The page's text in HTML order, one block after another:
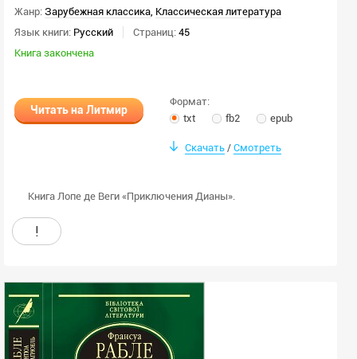
Жанр: Зарубежная классика, Классическая литература
Язык книги: Русский Страниц: 45
Книга закончена
Читать на Литмир
Формат:
txt
fb2 epub
Скачать /Смотреть
Книга Лопе де Веги «Приключения Дианы».
!